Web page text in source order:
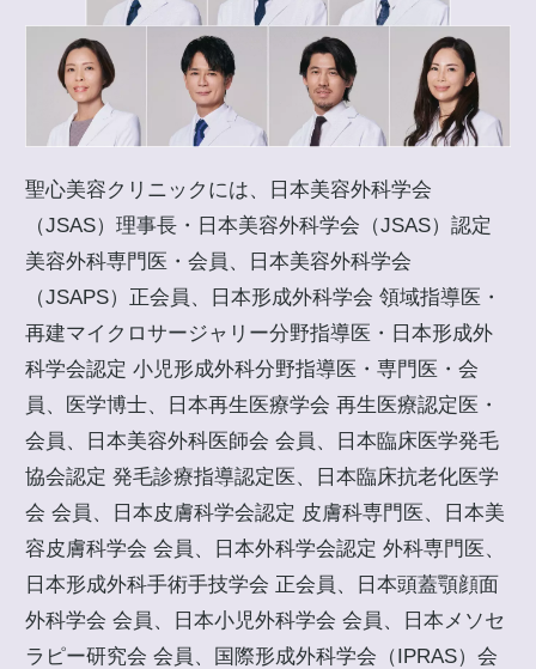
聖心美容クリニックには、日本美容外科学会
（JSAS）理事長・日本美容外科学会（JSAS）認定
美容外科専門医・会員、日本美容外科学会
（JSAPS）正会員、日本形成外科学会 領域指導医・
再建マイクロサージャリー分野指導医・日本形成外
科学会認定 小児形成外科分野指導医・専門医・会
員、医学博士、日本再生医療学会 再生医療認定医・
会員、日本美容外科医師会 会員、日本臨床医学発毛
協会認定 発毛診療指導認定医、日本臨床抗老化医学
会 会員、日本皮膚科学会認定 皮膚科専門医、日本美
容皮膚科学会 会員、日本外科学会認定 外科専門医、
日本形成外科手術手技学会 正会員、日本頭蓋顎顔面
外科学会 会員、日本小児外科学会 会員、日本メソセ
ラピー研究会 会員、国際形成外科学会（IPRAS）会